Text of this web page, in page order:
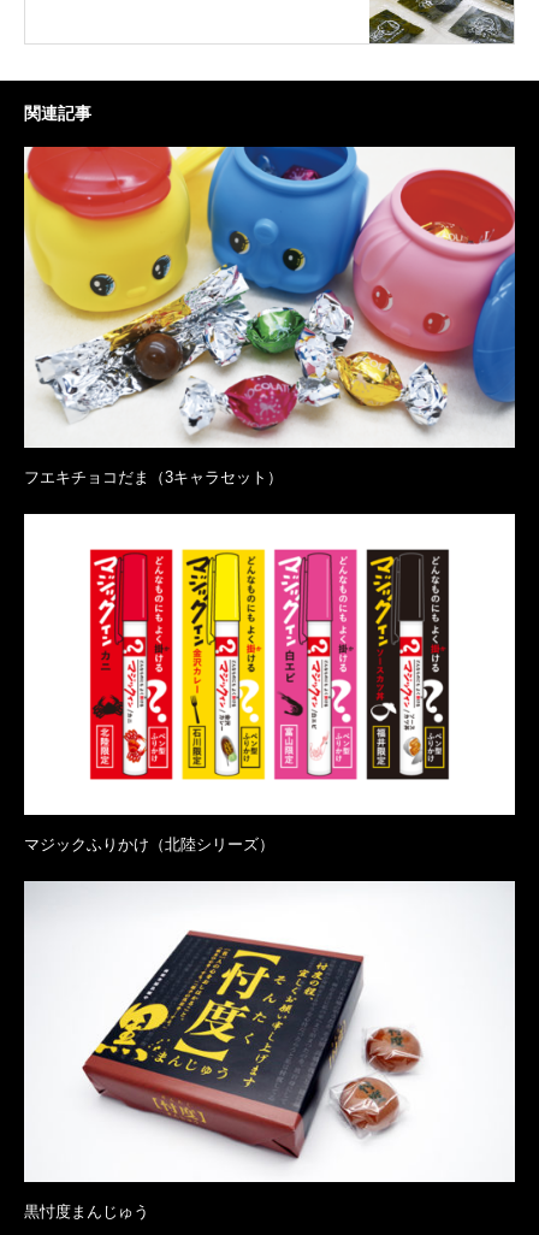
関連記事
フエキチョコだま（3キャラセット）
マジックふりかけ（北陸シリーズ）
黒忖度まんじゅう